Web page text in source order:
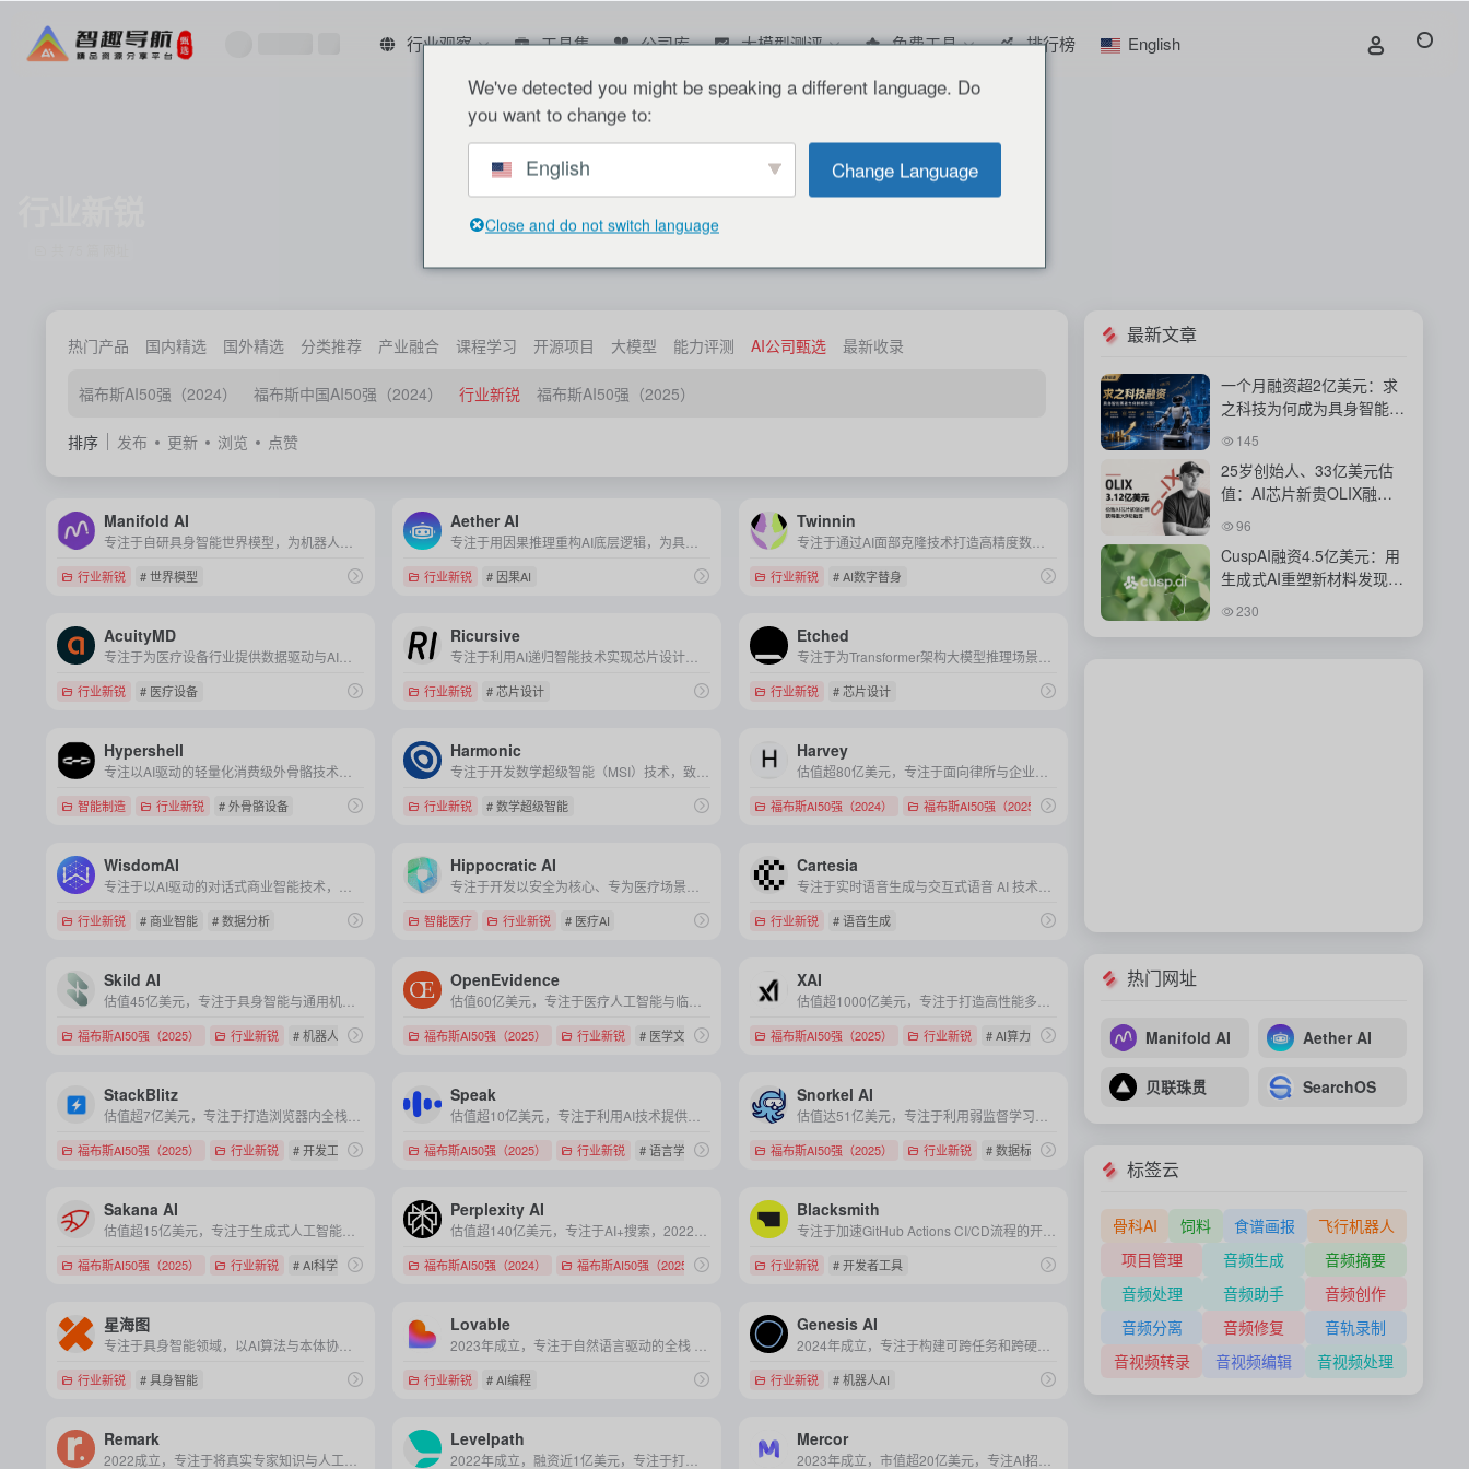
行业观察 工具集 公司库 大模型测评 免费工具 排行榜 English
热门产品 国内精选 国外精选 分类推荐 产业融合 课程学习 开源项目 大模型 能力评测 AI公司甄选 最新收录
福布斯AI50强（2024） 福布斯中国AI50强（2024） 行业新锐 福布斯AI50强（2025）
排序 发布 更新 浏览 点赞
Manifold AI
行业新锐 # 世界模型
Aether AI
专注于用因果推理重构AI底层逻辑，为具身智能打造能理解"为什么"而非仅识别"是什么"的因果世界模型。
行业新锐 # 因果AI
Twinnin
专注于通过AI面部克隆技术打造高精度数字替身，赋能影视、广告等娱乐行业实现人类演员身份的智能化管理与商业化应用。
行业新锐 # AI数字替身
AcuityMD
行业新锐 # 医疗设备
Ricursive
专注于利用AI递归智能技术实现芯片设计全流程自动化，从架构优化到硅衬底层生成，大幅降低定制化芯片开发门槛与周期。
行业新锐 # 芯片设计
Etched
行业新锐 # 芯片设计
Hypershell
智能制造 行业新锐 # 外骨骼设备
Harmonic
专注于开发数学超级智能（MSI）技术，致力于构建可验证、无幻觉的AI推理引擎，为金融、科研等高风险领域提供精准可靠的决策支持。
行业新锐 # 数学超级智能
Harvey
福布斯AI50强（2024） 福布斯AI50强（2025）
WisdomAI
行业新锐 # 商业智能 # 数据分析
Hippocratic AI
智能医疗 行业新锐 # 医疗AI
Cartesia
专注于实时语音生成与交互式语音 AI 技术，致力于用超低延迟、高自然度的语音模型赋能智能客服、游戏角色与语音助手等场景。
行业新锐 # 语音生成
Skild AI
福布斯AI50强（2025） 行业新锐 # 机器人
OpenEvidence
估值60亿美元，专注于医疗人工智能与临床决策支持系统（CDSS），致力于为医生提供实时、可追溯的循证医学信息。
福布斯AI50强（2025） 行业新锐 # 医学文献
XAI
福布斯AI50强（2025） 行业新锐 # AI算力 # 大模型
StackBlitz
福布斯AI50强（2025） 行业新锐 # 开发工具
Speak
估值超10亿美元，专注于利用AI技术提供个性化口语训练服务，助力全球用户突破语言交流障碍，实现高效英语能力提升。
福布斯AI50强（2025） 行业新锐 # 语言学习
Snorkel AI
福布斯AI50强（2025） 行业新锐 # 数据标注
Sakana AI
福布斯AI50强（2025） 行业新锐 # AI科学家 # 自动化科研
Perplexity AI
福布斯AI50强（2024） 福布斯AI50强（2025） # Perplexity
Blacksmith
专注于加速GitHub Actions CI/CD流程的开发者工具公司，通过高性能硬件、缓存优化和可观察性提升开发效率、降低构建成本。
行业新锐 # 开发者工具
星海图
行业新锐 # 具身智能
Lovable
行业新锐 # AI编程
Genesis AI
2024年成立，专注于构建可跨任务和跨硬件的通用机器人基础模型，通过高效合成数据和自监督学习推动机器人智能化发展。
行业新锐 # 机器人AI
Remark Levelpath
2022年成立，融资近1亿美元，专注于打造 AI 原生的企业智能采购与供应链自动化平台。
Mercor
最新文章
一个月融资超2亿美元：求
之科技为何成为具身智能资
本新宠？
145
25岁创始人、33亿美元估
值：AI芯片新贵OLIX融资
背后的豪赌
96
CuspAI融资4.5亿美元：用
生成式AI重塑新材料发现与
工业研发体系
230
热门网址
Manifold AI Aether AI
贝联珠贯 SearchOS
标签云
骨科AI 饲料 食谱画报
飞行机器人
项目管理
音频生成
音频摘要
音频处理
音频助手
音频创作
音频分离
音频修复
音轨录制
音视频转录
音视频编辑 音视频处理
We've detected you might be speaking a different language. Do
you want to change to:
English Change Language
Close and do not switch language